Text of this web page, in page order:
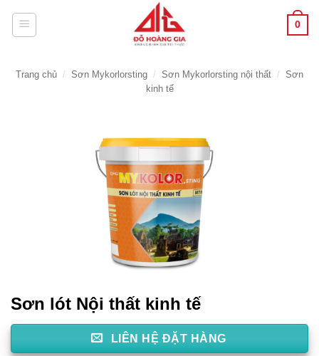
0
Trang chủ / Sơn Mykorlorsting / Sơn Mykorlorsting nội thất / Sơn
kinh tế
Sơn lót Nội thất kinh tế
LIÊN HỆ ĐẶT HÀNG